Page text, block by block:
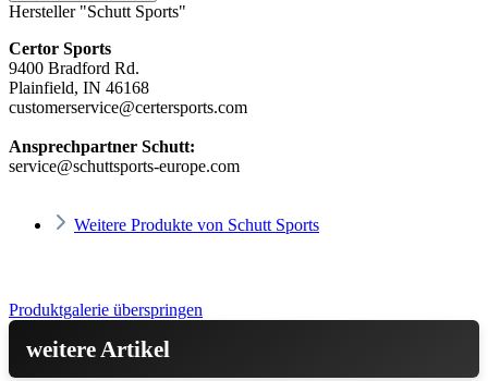
Hersteller "Schutt Sports"
Certor Sports
9400 Bradford Rd.
Plainfield, IN 46168
customerservice@certersports.com
Ansprechpartner Schutt:
service@schuttsports-europe.com
Weitere Produkte von Schutt Sports
Produktgalerie überspringen
weitere Artikel